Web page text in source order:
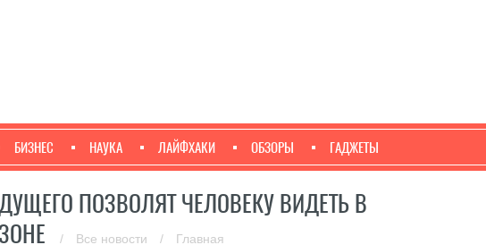
БИЗНЕС НАУКА ЛАЙФХАКИ ОБЗОРЫ ГАДЖЕТЫ
ПОЗВОЛЯТ ЧЕЛОВЕКУ ВИДЕТЬ В
/ Все новости / Главная